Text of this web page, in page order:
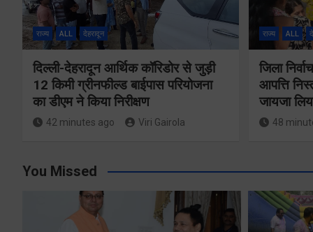
राज्य ALL देहरादून
दिल्ली-देहरादून आर्थिक कॉरिडोर से जुड़ी
12 किमी ग्रीनफील्ड बाईपास परियोजना
का डीएम ने किया निरीक्षण
42 minutes ago Viri Gairola
राज्य ALL
जिला
आपत्ति
जायजा
48
You Missed